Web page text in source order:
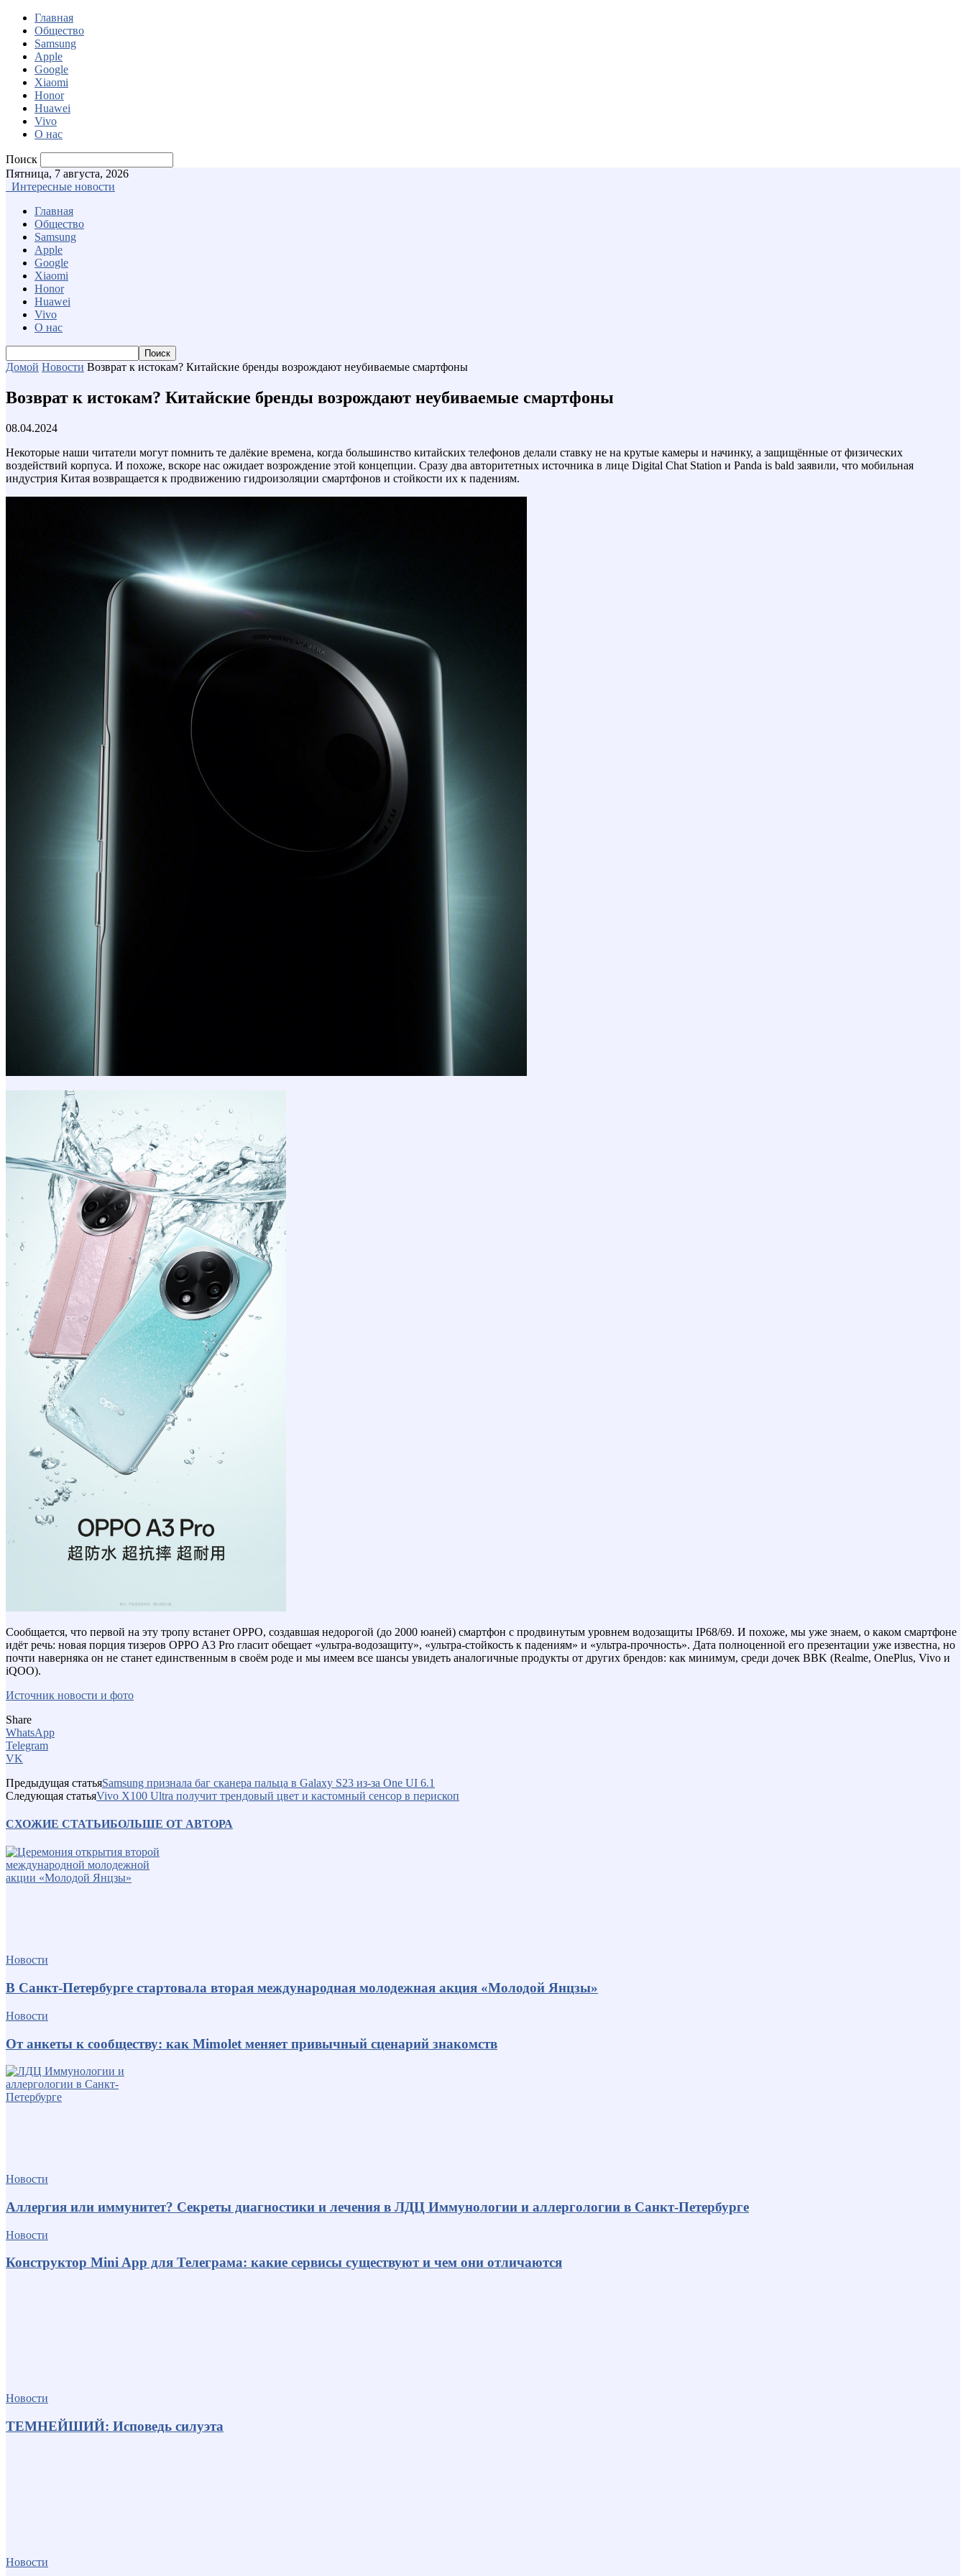
Главная
Общество
Samsung
Apple
Google
Xiaomi
Honor
Huawei
Vivo
О нас
Поиск
Пятница, 7 августа, 2026
Интересные новости
Главная
Общество
Samsung
Apple
Google
Xiaomi
Honor
Huawei
Vivo
О нас
Домой Новости Возврат к истокам? Китайские бренды возрождают неубиваемые смартфоны
Возврат к истокам? Китайские бренды возрождают неубиваемые смартфоны
08.04.2024
Некоторые наши читатели могут помнить те далёкие времена, когда большинство китайских телефонов делали ставку не на крутые камеры и начинку, а защищённые от физических
воздействий корпуса. И похоже, вскоре нас ожидает возрождение этой концепции. Сразу два авторитетных источника в лице Digital Chat Station и Panda is bald заявили, что мобильная
индустрия Китая возвращается к продвижению гидроизоляции смартфонов и стойкости их к падениям.
Сообщается, что первой на эту тропу встанет OPPO, создавшая недорогой (до 2000 юаней) смартфон с продвинутым уровнем водозащиты IP68/69. И похоже, мы уже знаем, о каком смартфоне
идёт речь: новая порция тизеров OPPO A3 Pro гласит обещает «ультра-водозащиту», «ультра-стойкость к падениям» и «ультра-прочность». Дата полноценной его презентации уже известна, но
почти наверняка он не станет единственным в своём роде и мы имеем все шансы увидеть аналогичные продукты от других брендов: как минимум, среди дочек BBK (Realme, OnePlus, Vivo и
iQOO).
Источник новости и фото
Share
WhatsApp
Telegram
VK
Предыдущая статьяSamsung признала баг сканера пальца в Galaxy S23 из-за One UI 6.1
Следующая статьяVivo X100 Ultra получит трендовый цвет и кастомный сенсор в перископ
СХОЖИЕ СТАТЬИБОЛЬШЕ ОТ АВТОРА
Новости
В Санкт-Петербурге стартовала вторая международная молодежная акция «Молодой Янцзы»
Новости
От анкеты к сообществу: как Mimolet меняет привычный сценарий знакомств
Новости
Аллергия или иммунитет? Секреты диагностики и лечения в ЛДЦ Иммунологии и аллергологии в Санкт-Петербурге
Новости
Конструктор Mini App для Телеграма: какие сервисы существуют и чем они отличаются
Новости
ТЕМНЕЙШИЙ: Исповедь силуэта
Новости